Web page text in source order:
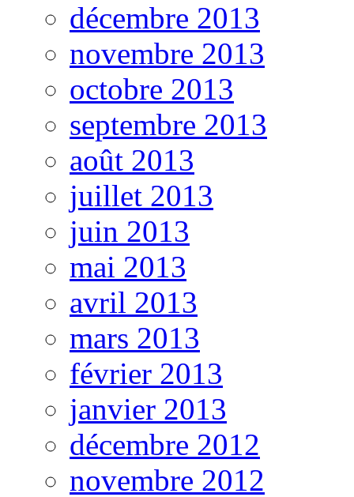
décembre 2013
novembre 2013
octobre 2013
septembre 2013
août 2013
juillet 2013
juin 2013
mai 2013
avril 2013
mars 2013
février 2013
janvier 2013
décembre 2012
novembre 2012